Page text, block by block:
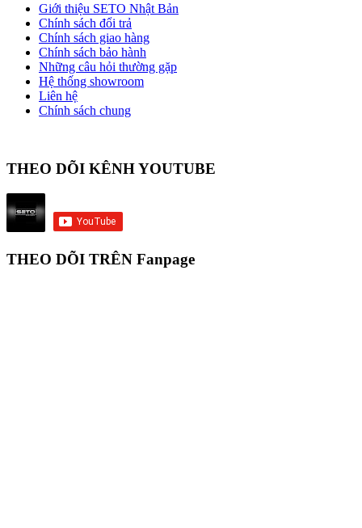
Giới thiệu SETO Nhật Bản
Chính sách đổi trả
Chính sách giao hàng
Chính sách bảo hành
Những câu hỏi thường gặp
Hệ thống showroom
Liên hệ
Chính sách chung
THEO DÕI KÊNH YOUTUBE
THEO DÕI TRÊN Fanpage